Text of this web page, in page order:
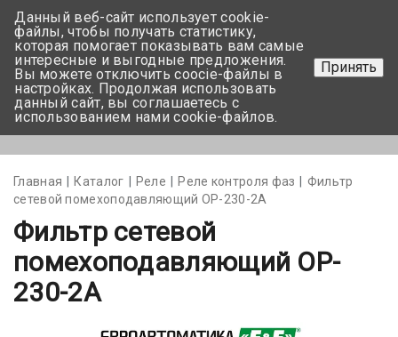
+375 17-350-99-56
+375 44-752-82-08
Задать вопрос
Главная Каталог Реле Реле контроля фаз
Фильтр
сетевой помехоподавляющий OP-230-2A
Фильтр сетевой
помехоподавляющий OP-
230-2A
Данный веб-сайт использует cookie-
файлы, чтобы получать статистику,
которая помогает показывать вам самые
интересные и выгодные предложения.
Вы можете отключить coocie-файлы в
настройках. Продолжая использовать
данный сайт, вы соглашаетесь с
использованием нами cookie-файлов.
Принять